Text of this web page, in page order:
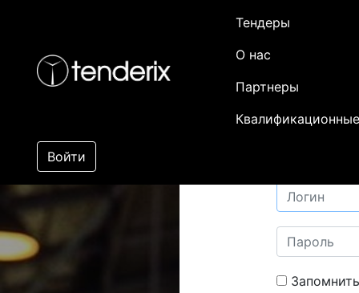
Тендеры
О нас
Партнеры
Войти